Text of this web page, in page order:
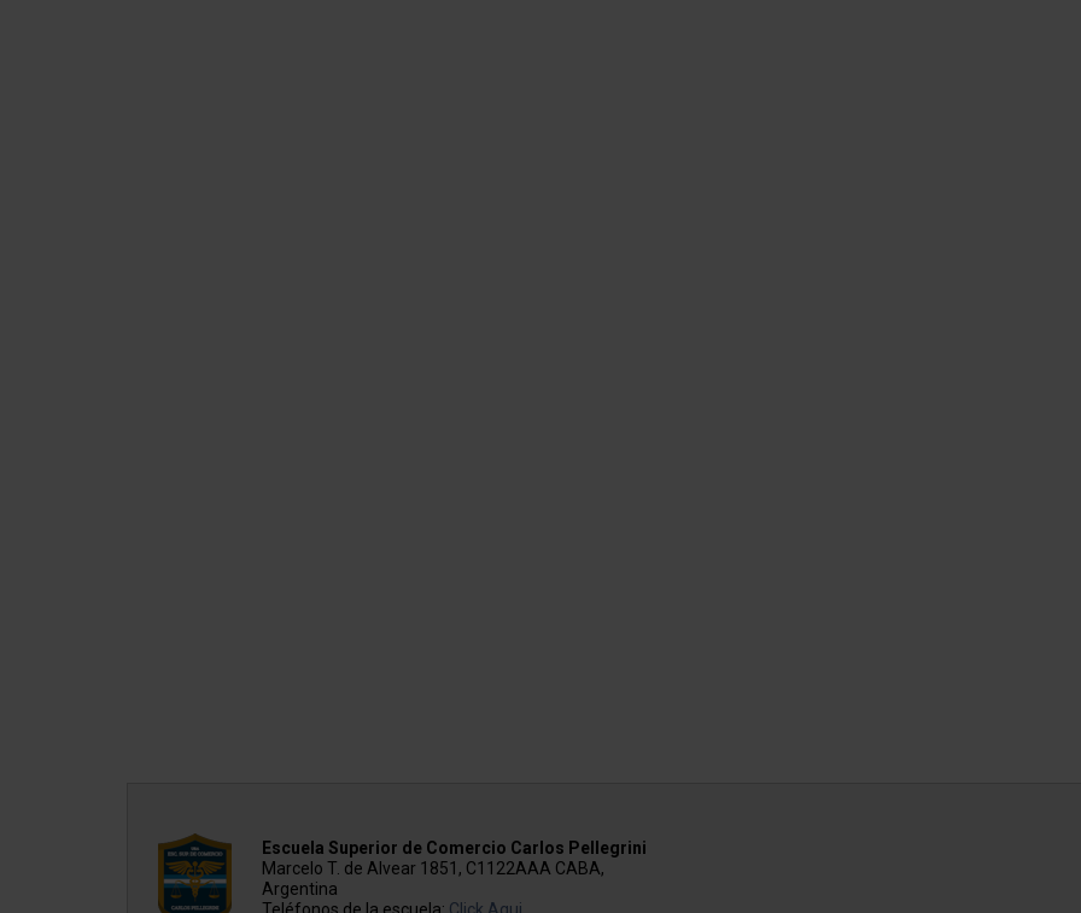
Escuela Superior de Comercio Carlos Pellegrini
Marcelo T. de Alvear 1851, C1122AAA CABA,
Argentina